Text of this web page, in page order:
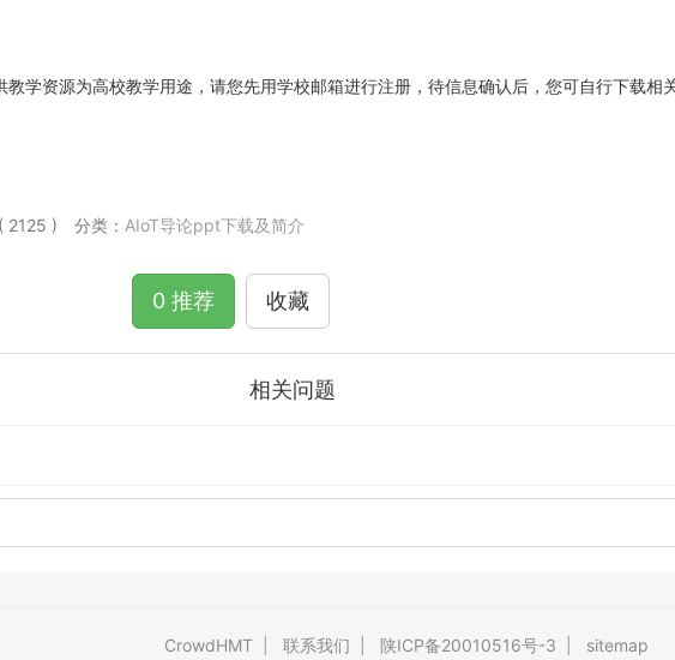
教学资源为高校教学用途，请您先用学校邮箱进行注册，待信息确认后，您可自行下载相
2125 ) 分类： AIoT导论ppt下载及简介
0 推荐 收藏
相关问题
CrowdHMT 联系我们 陕ICP备20010516号-3 sitemap